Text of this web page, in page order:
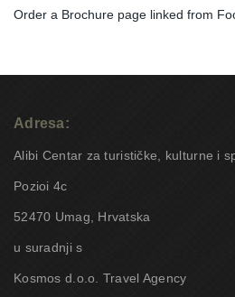
Order a Brochure page linked from
Adresa:
Alibi Centar za turističke, kulturne i
Pozioi 4c
52470 Umag, Hrvatska
u suradnji s
Kosmos d.o.o. Travel Agency